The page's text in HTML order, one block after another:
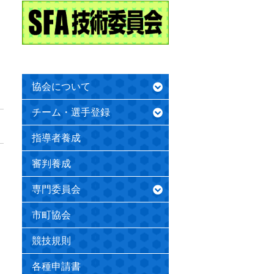
協会について
チーム・選手登録
指導者養成
審判養成
専門委員会
市町協会
競技規則
各種申請書